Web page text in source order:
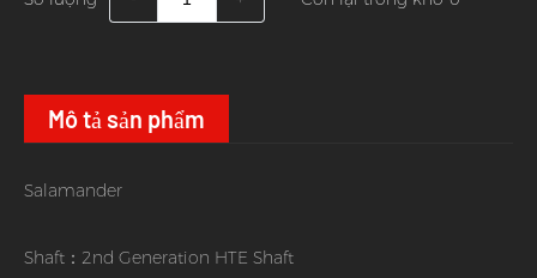
Mô tả sản phẩm
Salamander
Shaft：2nd Generation HTE Shaft